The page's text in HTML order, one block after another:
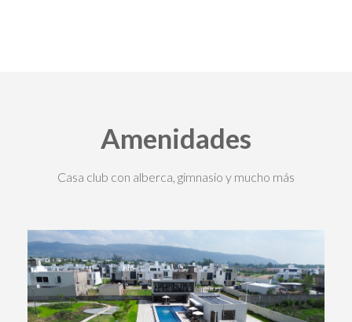
Amenidades
Casa club con alberca, gimnasio y mucho más